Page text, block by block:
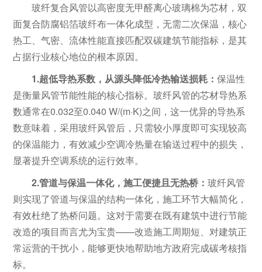
玻纤复合风管以高密度无甲醛离心玻璃棉为芯材，双
面复合防腐铝箔玻纤布一体化成型，无需二次保温，核心
热工、气密、流体性能直接匹配双碳建筑节能指标，是其
占据行业核心地位的根本原因。
1.超低导热系数，从源头降低冷热输送损耗： 保温性
是衡量风管节能性能的核心指标。玻纤风管的芯材导热系
数通常在0.032至0.040 W/(m·K)之间，这一优异的导热系
数意味着，采用玻纤风管后，只需较小厚度即可实现较高
的保温能力，有效减少空调冷热量在输送过程中的损失，
显著提升空调系统的运行效率。
2.管道与保温一体化，施工便捷且无热桥： 玻纤风管
则实现了管道与保温的结构一体化，施工环节大幅简化，
有效杜绝了热桥问题。这对于需要在既有建筑中进行节能
改造的项目而言尤为宝贵——改造施工周期短、对建筑正
常运营的干扰小，能够更快地帮助地方政府完成碳考核指
标。